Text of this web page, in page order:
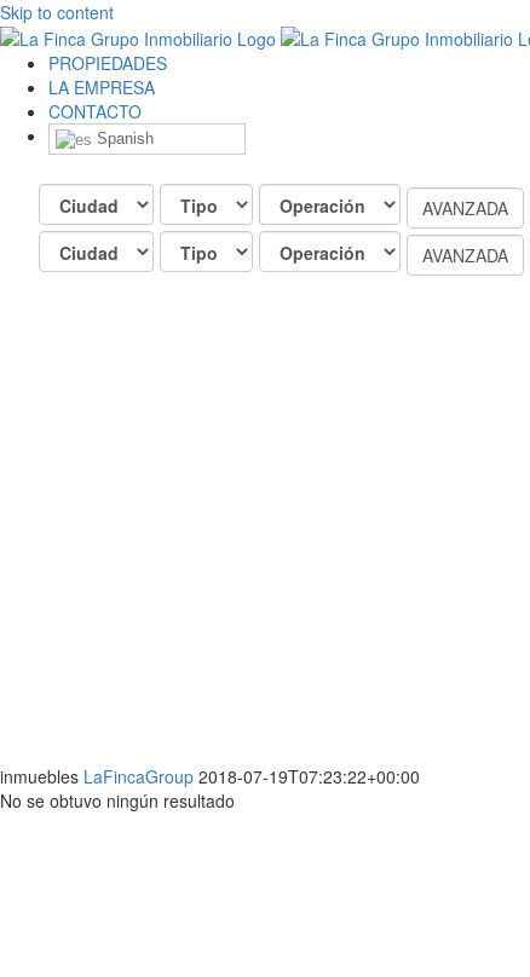
Skip to content
PROPIEDADES
LA EMPRESA
CONTACTO
Spanish
inmuebles LaFincaGroup 2018-07-19T07:23:22+00:00
No se obtuvo ningún resultado